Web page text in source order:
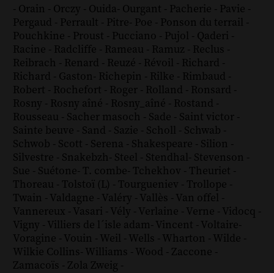
- Orain - Orczy - Ouida- Ourgant - Pacherie - Pavie -
Pergaud - Perrault - Pitre- Poe - Ponson du terrail -
Pouchkine - Proust - Pucciano - Pujol - Qaderi -
Racine - Radcliffe - Rameau - Ramuz - Reclus -
Reibrach - Renard - Reuzé - Révoil - Richard -
Richard - Gaston- Richepin - Rilke - Rimbaud -
Robert - Rochefort - Roger - Rolland - Ronsard -
Rosny - Rosny aîné - Rosny_aîné - Rostand -
Rousseau - Sacher masoch - Sade - Saint victor -
Sainte beuve - Sand - Sazie - Scholl - Schwab -
Schwob - Scott - Serena - Shakespeare - Silion -
Silvestre - Snakebzh- Steel - Stendhal- Stevenson -
Sue - Suétone- T. combe- Tchekhov - Theuriet -
Thoreau - Tolstoï (L) - Tourgueniev - Trollope -
Twain - Valdagne - Valéry - Vallès - Van offel -
Vannereux - Vasari - Vély - Verlaine - Verne - Vidocq -
Vigny - Villiers de l´isle adam- Vincent - Voltaire-
Voragine - Vouin - Weil - Wells - Wharton - Wilde -
Wilkie Collins- Williams - Wood - Zaccone -
Zamacoïs - Zola Zweig -